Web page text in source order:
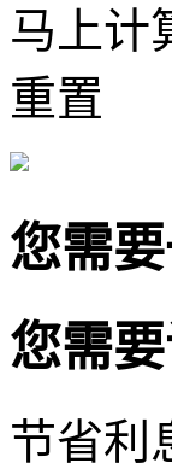
马上计
重置
您需
您需
节省利